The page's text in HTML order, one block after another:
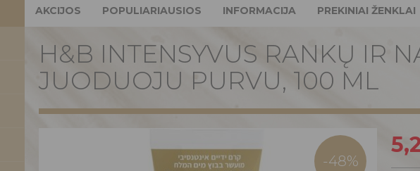
AKCIJOS POPULIARIAUSIOS INFORMACIJA PREKINIAI ŽENKLAI
H&B INTENSYVUS RANKŲ IR
JUODUOJU PURVU, 100 ML
-48%